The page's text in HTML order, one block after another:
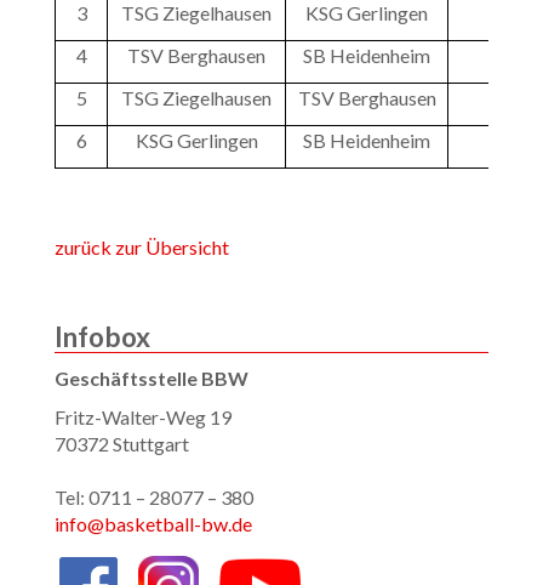
3
TSG Ziegelhausen KSG Gerlingen
4
TSV Berghausen SB Heidenheim
5
TSG Ziegelhausen TSV Berghausen
6
KSG Gerlingen SB Heidenheim
zurück zur Übersicht
Infobox
Geschäftsstelle BBW
Fritz-Walter-Weg 19
70372 Stuttgart
Tel: 0711 – 28077 – 380
info@basketball-bw.de